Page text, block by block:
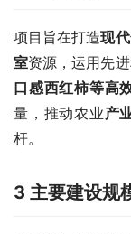
项目旨在打造现
室资源，运用先
口感西红柿等高
量，推动农业产
杆。
3 主要建设规